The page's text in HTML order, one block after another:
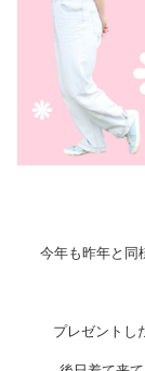
今年も昨年と同
プレゼントし